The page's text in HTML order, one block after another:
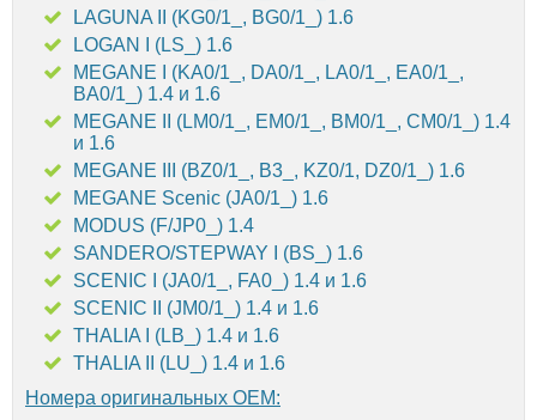
LAGUNA II (KG0/1_, BG0/1_) 1.6
LOGAN I (LS_) 1.6
MEGANE I (KA0/1_, DA0/1_, LA0/1_, EA0/1_,
BA0/1_) 1.4 и 1.6
MEGANE II (LM0/1_, EM0/1_, BM0/1_, CM0/1_) 1.4
и 1.6
MEGANE III (BZ0/1_, B3_, KZ0/1, DZ0/1_) 1.6
MEGANE Scenic (JA0/1_) 1.6
MODUS (F/JP0_) 1.4
SANDERO/STEPWAY I (BS_) 1.6
SCENIC I (JA0/1_, FA0_) 1.4 и 1.6
SCENIC II (JM0/1_) 1.4 и 1.6
THALIA I (LB_) 1.4 и 1.6
THALIA II (LU_) 1.4 и 1.6
Номера оригинальных OEM: